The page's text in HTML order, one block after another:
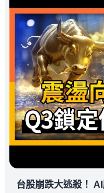
台股崩跌大逃殺！